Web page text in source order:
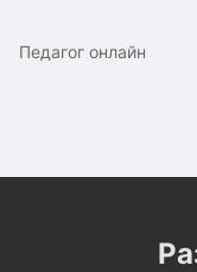
Педагог онлайн